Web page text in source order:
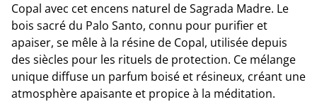
Copal avec cet encens naturel de Sagrada Madre. Le
bois sacré du Palo Santo, connu pour purifier et
apaiser, se mêle à la résine de Copal, utilisée depuis
des siècles pour les rituels de protection. Ce mélange
unique diffuse un parfum boisé et résineux, créant une
atmosphère apaisante et propice à la méditation.